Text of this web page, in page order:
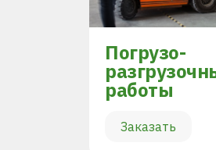
Погрузо-
работы
Заказать